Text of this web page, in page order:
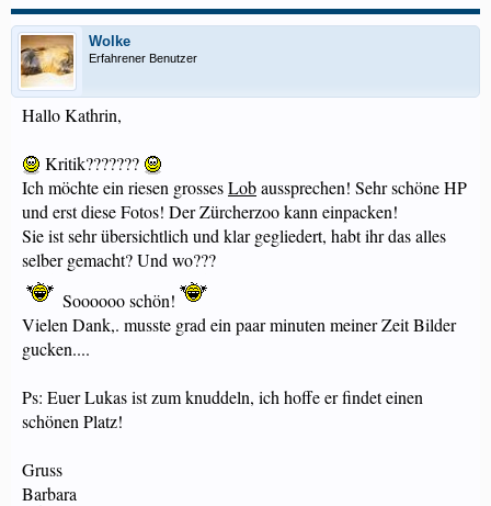
Wolke
Erfahrener Benutzer
Hallo Kathrin,
Kritik???????
Ich möchte ein riesen grossesLobaussprechen! Sehr schöne HP
und erst diese Fotos! Der Zürcherzoo kann einpacken!
Sie ist sehr übersichtlich und klar gegliedert, habt ihr das alles
selber gemacht? Und wo???
Soooooo schön!
Vielen Dank,. musste grad ein paar minuten meiner Zeit Bilder
gucken....
Ps: Euer Lukas ist zum knuddeln, ich hoffe er findet einen
schönen Platz!
Gruss
Barbara